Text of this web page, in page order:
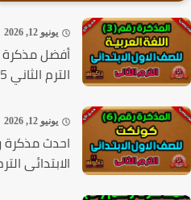
يونيو 12, 2026
أفضل مذكرة
الترم الثاني 2025
يونيو 12, 2026
احدث مذكرة
الابتدائى الترم